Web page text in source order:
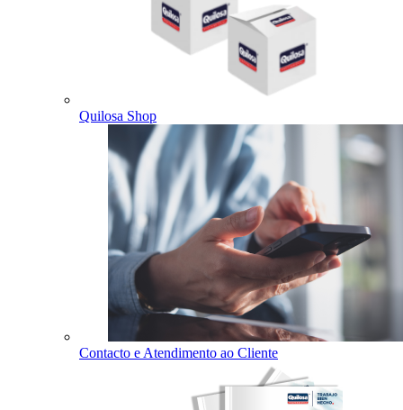
Quilosa Shop
Contacto e Atendimento ao Cliente